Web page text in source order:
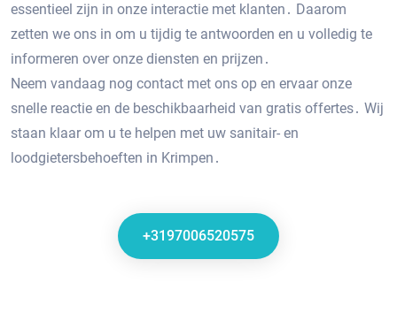
essentieel zijn in onze interactie met klanten․ Daarom
zetten we ons in om u tijdig te antwoorden en u volledig te
informeren over onze diensten en prijzen․
Neem vandaag nog contact met ons op en ervaar onze
snelle reactie en de beschikbaarheid van gratis offertes․ Wij
staan klaar om u te helpen met uw sanitair- en
loodgietersbehoeften in Krimpen․
+3197006520575